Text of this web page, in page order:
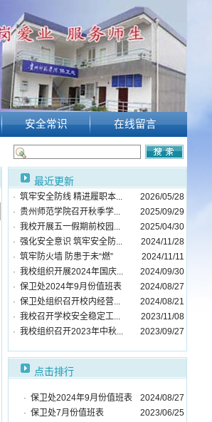
安全常识 在线留言
最近更新
· 筑牢安全防线 精进履职本...
2026/05/28
· 贵州师范学院召开秋季学...
2025/09/29
· 我校开展五一假期前校园...
2025/04/30
· 强化安全意识 筑牢安全防...
2024/11/28
· 筑牢防火墙 防患于未“燃”
2024/11/11
· 我校组织开展2024年国庆...
2024/09/30
· 保卫处2024年9月份值班表
2024/08/27
· 保卫处组织召开校内经营...
2024/08/21
· 我校召开学校安全稳定工...
2023/11/08
· 我校组织召开2023年中秋... 2023/09/27
点击排行
· 保卫处2024年9月份值班表
2024/08/27
· 保卫处7月份值班表
2023/06/25